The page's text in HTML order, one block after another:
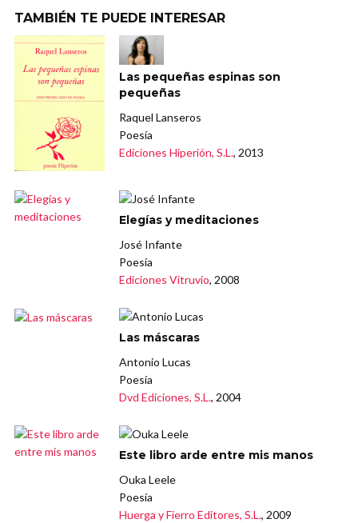
TAMBIÉN TE PUEDE INTERESAR
Las pequeñas espinas son
pequeñas
Raquel Lanseros
Poesía
Ediciones Hiperión, S.L., 2013
Elegías y meditaciones
José Infante
Poesía
Ediciones Vitruvio, 2008
Las máscaras
Antonio Lucas
Poesía
Dvd Ediciones, S.L., 2004
Este libro arde entre mis manos
Ouka Leele
Poesía
Huerga y Fierro Editores, S.L., 2009